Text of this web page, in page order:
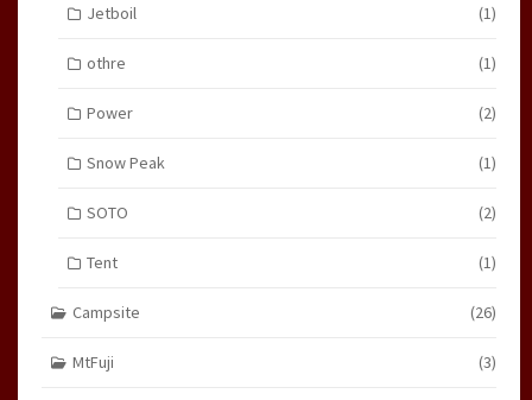
Jetboil (1)
othre (1)
Power (2)
Snow Peak (1)
SOTO (2)
Tent (1)
Campsite (26)
MtFuji (3)